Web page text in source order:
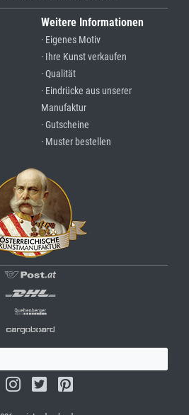
Weitere Informationen
· Eigenes Motiv
· Ihre Kunst verkaufen
· Qualität
· Eindrücke aus unserer
Manufaktur
· Gutscheine
· Muster bestellen